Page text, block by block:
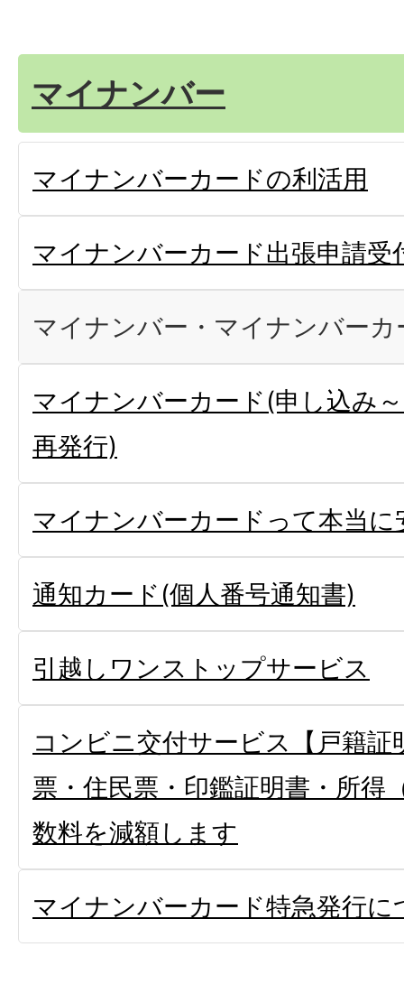
マイナンバー
マイナンバーカードの利活用
マイナンバーカード出張申請
マイナンバー・マイナンバーカ
マイナンバーカード(申し込み
再発行)
マイナンバーカードって本当に
通知カード(個人番号通知書)
引越しワンストップサービス
コンビニ交付サービス【戸籍証
票・住民票・印鑑証明書・所得
数料を減額します
マイナンバーカード特急発行に